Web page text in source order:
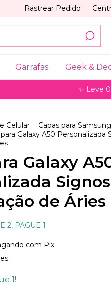
Rastrear Pedido
Garrafas Geek &
✨ Leve 02
Celular . Capas para Samsung
para Galaxy A50 Personalizada
Galaxy
Signos
de Áries
2, PAGUE 1
com Pix
1!